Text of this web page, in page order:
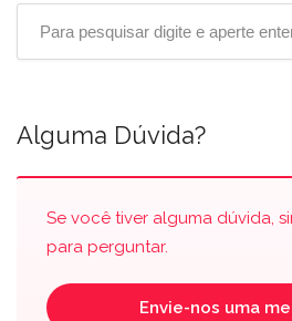
Alguma Dúvida?
Se você tiver alguma dúvida,
para perguntar.
Envie-nos uma